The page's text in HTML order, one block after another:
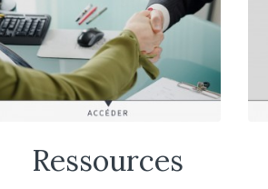
Ressources